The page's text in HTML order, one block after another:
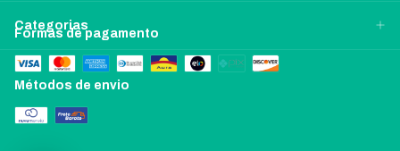
Categorias
Formas de pagamento
Métodos de envio